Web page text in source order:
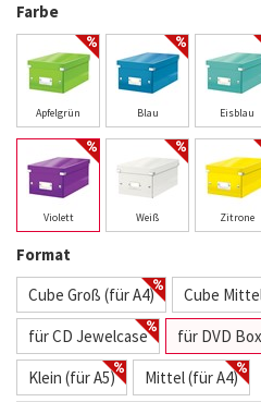
Farbe
Apfelgrün Blau Eisblau
Violett Weiß Zitrone
Format
Cube Groß (für A4)
Cube
für CD Jewelcase
für DVD
Klein (für A5)
Mittel (für A4)